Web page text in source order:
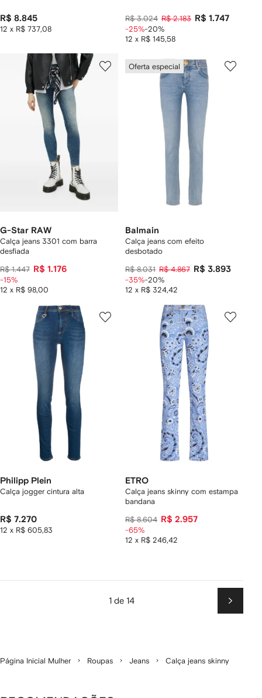
R$ 8.845
12 x R$ 737,08
R$ 3.024 R$ 2.183 R$ 1.747
12 x R$ 145,58
-25%-20%
G-Star RAW
Calça jeans 3301 com barra
desfiada
R$ 1.447 R$ 1.176
12 x R$ 98,00
-15%
Oferta especial
Balmain
Calça jeans com efeito
desbotado
R$ 8.031 R$ 4.867 R$ 3.893
12 x R$ 324,42
-35%-20%
Philipp Plein
Calça jogger cintura alta
R$ 7.270
12 x R$ 605,83
ETRO
Calça jeans skinny com estampa
bandana
R$ 8.604 R$ 2.957
12 x R$ 246,42
-65%
1 de 14
Página Inicial Mulher Roupas Jeans Calça jeans skinny